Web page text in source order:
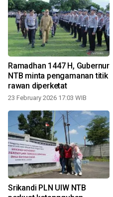
Ramadhan 1447 H, Gubernur
NTB minta pengamanan titik
rawan diperketat
23 February 2026 17:03 WIB
Srikandi PLN UIW NTB